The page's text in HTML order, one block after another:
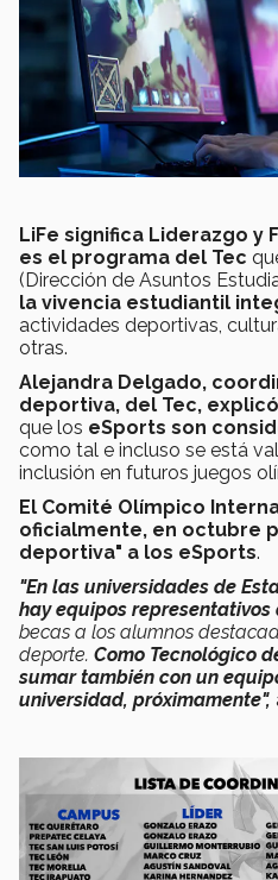
LiFe significa Liderazgo y
es el programa del Tec
(Dirección de Asuntos
la vivencia estudiantil
actividades deportivas,
otras.
Alejandra Delgado,
deportiva, del Tec,
que los eSports son
como tal e incluso se está
inclusión en futuros juegos
El Comité Olímpico
oficialmente, en octubre
deportiva" a los eSports.
"En las universidades de
hay equipos representativos
becas a los alumnos
deporte. Como Tecnológico
sumar también con un
universidad, próximamente",